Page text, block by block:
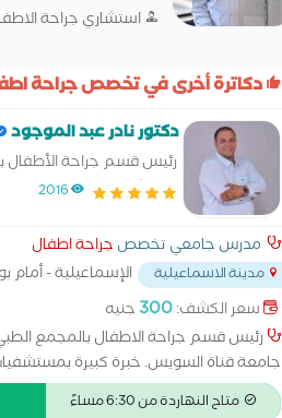
استشاري جراحة
دكاترة أخرى في تخصص جراحة
دكتور نادر عبد الموجود
رئيس قسم جراحة الأطفال
مستشفيات جامعة قناة
2016
مدرس جامعي تخصص جراحة اطفال
مدينة الاسماعيلية
الإسماعيلية - أمام
سعر الكشف:300 جنيه
رئيس قسم جراحة الاطفال بالمجمع
جامعة قناة السويس. خبرة كبيرة
الإسماعيلية الطبي. زميل الجمعية المصرية
متاح النهاردة من 6:30 مساءً